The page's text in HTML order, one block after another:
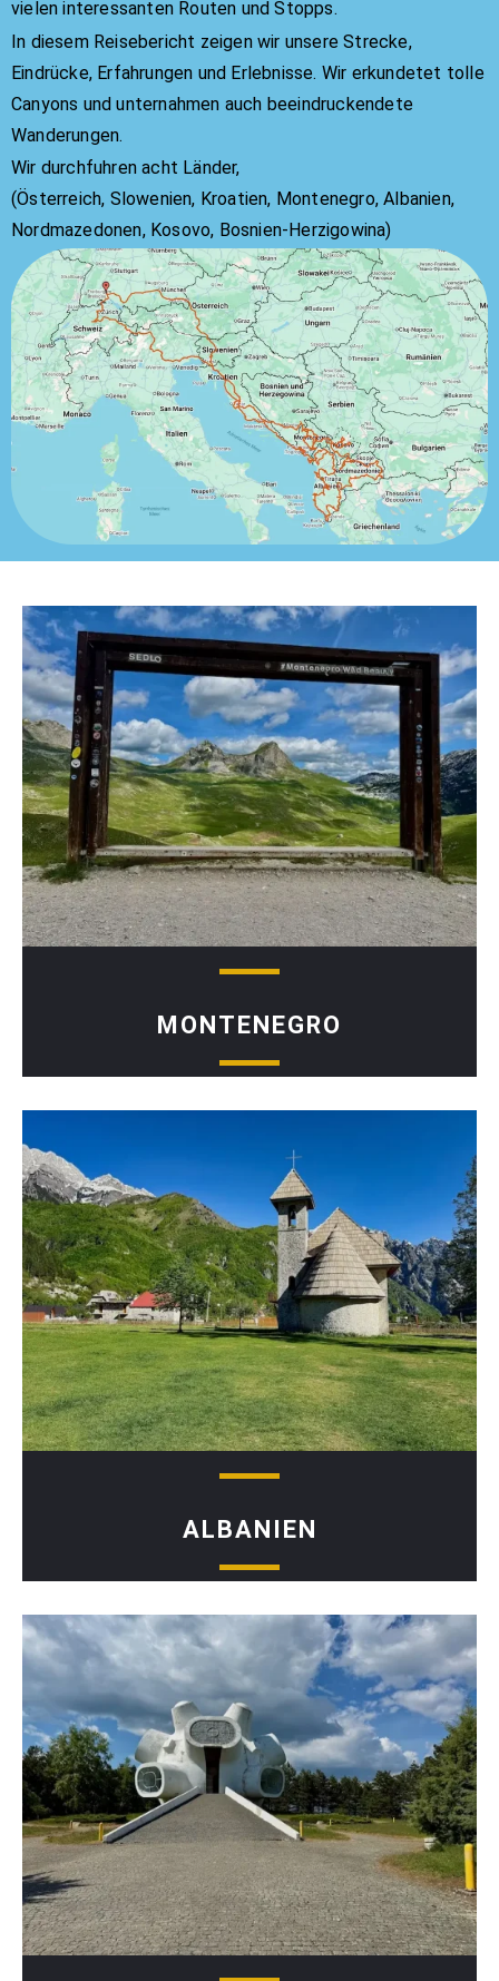
vielen interessanten Routen und Stopps.
In diesem Reisebericht zeigen wir unsere Strecke,
Eindrücke, Erfahrungen und Erlebnisse. Wir erkundetet tolle
Canyons und unternahmen auch beeindruckendete
Wanderungen.
Wir durchfuhren acht Länder,
(Österreich, Slowenien, Kroatien, Montenegro, Albanien,
Nordmazedonen, Kosovo, Bosnien-Herzigowina)
MONTENEGRO
ALBANIEN